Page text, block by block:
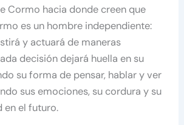
Cormo hacia donde creen que
es un hombre independiente:
y actuará de maneras
decisión dejará huella en su
su forma de pensar, hablar y ver
sus emociones, su cordura y su
en el futuro.